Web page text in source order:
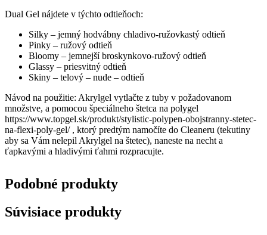
Dual Gel nájdete v týchto odtieňoch:
Silky – jemný hodvábny chladivo-ružovkastý odtieň
Pinky – ružový odtieň
Bloomy – jemnejší broskynkovo-ružový odtieň
Glassy – priesvitný odtieň
Skiny – telový – nude – odtieň
Návod na použitie: Akrylgel vytlačte z tuby v požadovanom
množstve, a pomocou špeciálneho štetca na polygel
https://www.topgel.sk/produkt/stylistic-polypen-obojstranny-stetec-
na-flexi-poly-gel/ , ktorý predtým namočíte do Cleaneru (tekutiny
aby sa Vám nelepil Akrylgel na štetec), naneste na necht a
ťapkavými a hladivými ťahmi rozpracujte.
Podobné produkty
Súvisiace produkty